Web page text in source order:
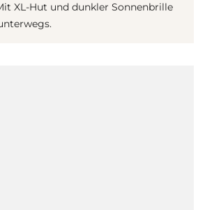
XL-Hut und dunkler Sonnenbrille